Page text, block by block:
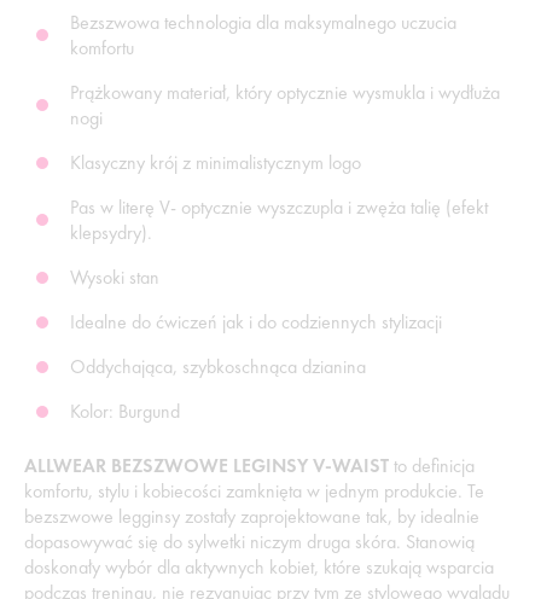
Bezszwowa technologia dla maksymalnego uczucia
komfortu
Prążkowany materiał, który optycznie wysmukla i wydłuża
nogi
Klasyczny krój z minimalistycznym logo
Pas w literę V- optycznie wyszczupla i zwęża talię (efekt
klepsydry).
Wysoki stan
Idealne do ćwiczeń jak i do codziennych stylizacji
Oddychająca, szybkoschnąca dzianina
Kolor: Burgund
ALLWEAR BEZSZWOWE LEGINSY V-WAISTto definicja
komfortu, stylu i kobiecości zamknięta w jednym produkcie. Te
bezszwowe legginsy zostały zaprojektowane tak, by idealnie
dopasowywać się do sylwetki niczym druga skóra. Stanowią
doskonały wybór dla aktywnych kobiet, które szukają wsparcia
podczas treningu, nie rezygnując przy tym ze stylowego wyglądu